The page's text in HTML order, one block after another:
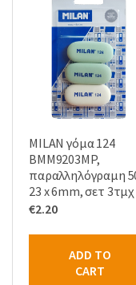
MILAN γόμα 124
BMM9203MP,
παραλληλόγραμη
23 x 6mm, σετ 3τμχ
€2.20
ADD TO
CART